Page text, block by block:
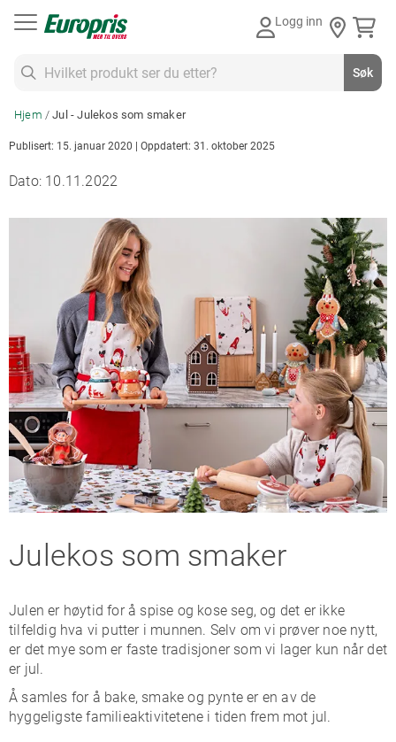
Logg inn
Søk
Hjem Jul - Julekos som smaker
Publisert: 15. januar 2020 | Oppdatert: 31. oktober 2025
Dato: 10.11.2022
Julekos som smaker
Julen er høytid for å spise og kose seg, og det er ikke
tilfeldig hva vi putter i munnen. Selv om vi prøver noe nytt,
er det mye som er faste tradisjoner som vi lager kun når det
er jul.
Å samles for å bake, smake og pynte er en av de
hyggeligste familieaktivitetene i tiden frem mot jul.